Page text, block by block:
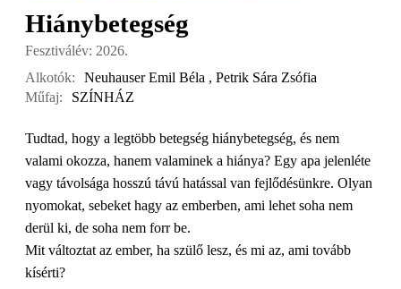
Hiánybetegség
Fesztiválév: 2026.
Alkotók:
Neuhauser Emil Béla , Petrik Sára Zsófia
Műfaj:
SZÍNHÁZ
Tudtad, hogy a legtöbb betegség hiánybetegség, és nem
valami okozza, hanem valaminek a hiánya? Egy apa jelenléte
vagy távolsága hosszú távú hatással van fejlődésünkre. Olyan
nyomokat, sebeket hagy az emberben, ami lehet soha nem
derül ki, de soha nem forr be.
Mit változtat az ember, ha szülő lesz, és mi az, ami tovább
kísérti?